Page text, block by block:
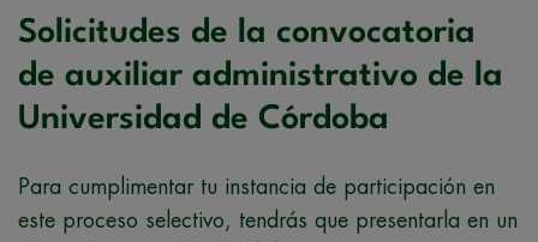
Solicitudes de la convocatoria
de auxiliar administrativo de la
Universidad de Córdoba
Para cumplimentar tu instancia de participación en
este proceso selectivo, tendrás que presentarla en un